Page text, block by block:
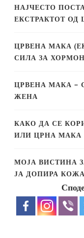
НАЈЧЕСТО
ЕКСТРАКТОТ ОД
ЦРВЕНА МАКА
СИЛА ЗА
ЦРВЕНА МАКА –
ЖЕНА
КАКО ДА СЕ
ИЛИ ЦРНА МАКА
МОЈА ВИСТИНА
ЈА ДОПИРА